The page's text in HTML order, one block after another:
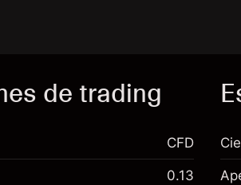
de trading
CFD
0.13